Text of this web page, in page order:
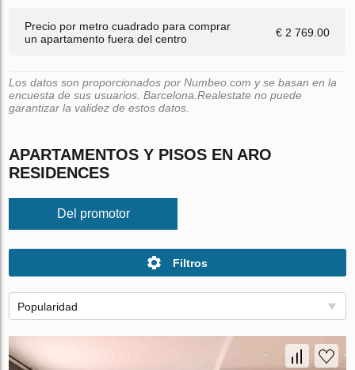
Precio por metro cuadrado para comprar
un apartamento fuera del centro
€ 2 769.00
Los datos son proporcionados por Numbeo.com y se basan en la
encuesta de sus usuarios. Barcelona.Realestate no puede
garantizar la validez de estos datos.
APARTAMENTOS Y PISOS EN ARO
RESIDENCES
Del promotor
Filtros
Popularidad